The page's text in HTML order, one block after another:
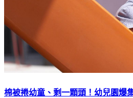
棉被捲幼童、剩一顆頭！幼兒園